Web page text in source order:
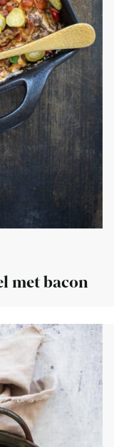
met bacon